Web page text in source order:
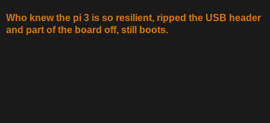
Who knew the pi 3 is so resilient, ripped the USB header
and part of the board off, still boots.